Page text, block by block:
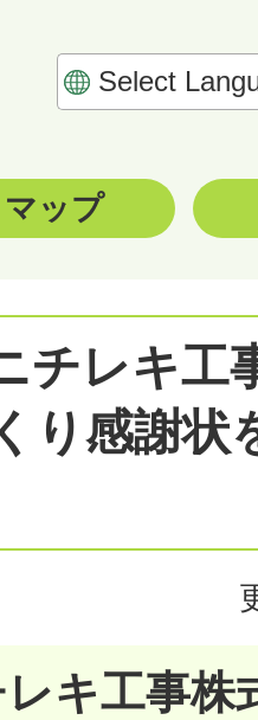
ップ
チレキ工
り感謝状
キ工事株